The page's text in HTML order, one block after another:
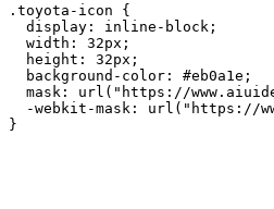
.toyota-icon {
  display: inline-block;
  width: 32px;
  height: 32px;
  background-color: #eb0a1e;
mask: url("https://
-webkit-mask: url("https://
}